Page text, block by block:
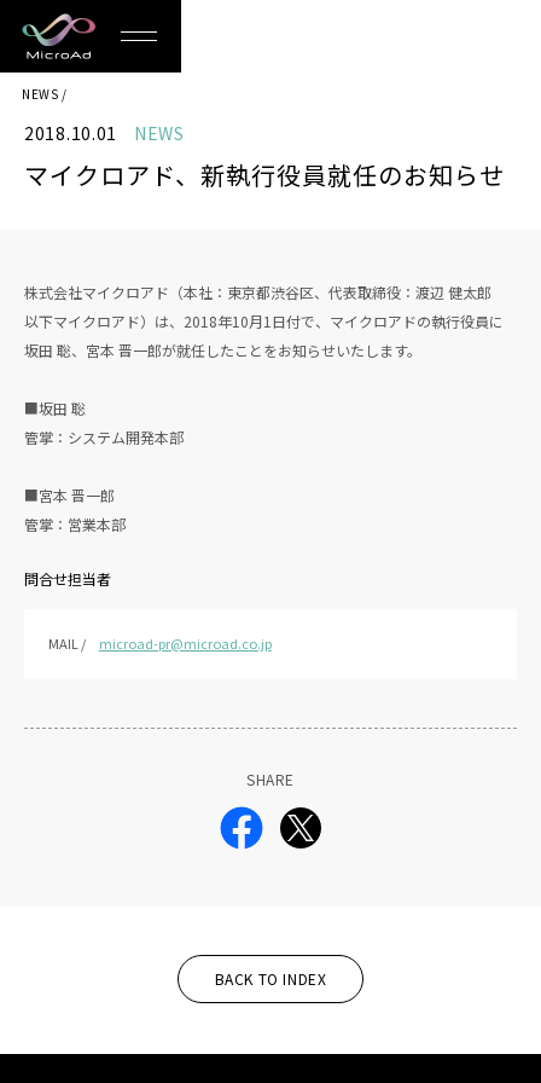
MicroAd
-
Redesigning
Life
NEWS
2018.10.01 NEWS
マイクロアド、新執行役員就任のお知らせ
株式会社マイクロアド（本社：東京都渋谷区、代表取締役：渡辺 健太郎
以下マイクロアド）は、2018年10月1日付で、マイクロアドの執行役員に
坂田 聡、宮本 晋一郎が就任したことをお知らせいたします。
■坂田 聡
管掌：システム開発本部
■宮本 晋一郎
管掌：営業本部
問合せ担当者
MAIL / microad-pr@microad.co.jp
SHARE
BACK TO INDEX